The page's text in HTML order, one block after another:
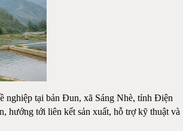
nghiệp tại bản Đun, xã Sáng Nhè, tỉnh Điện
hướng tới liên kết sản xuất, hỗ trợ kỹ thuật và